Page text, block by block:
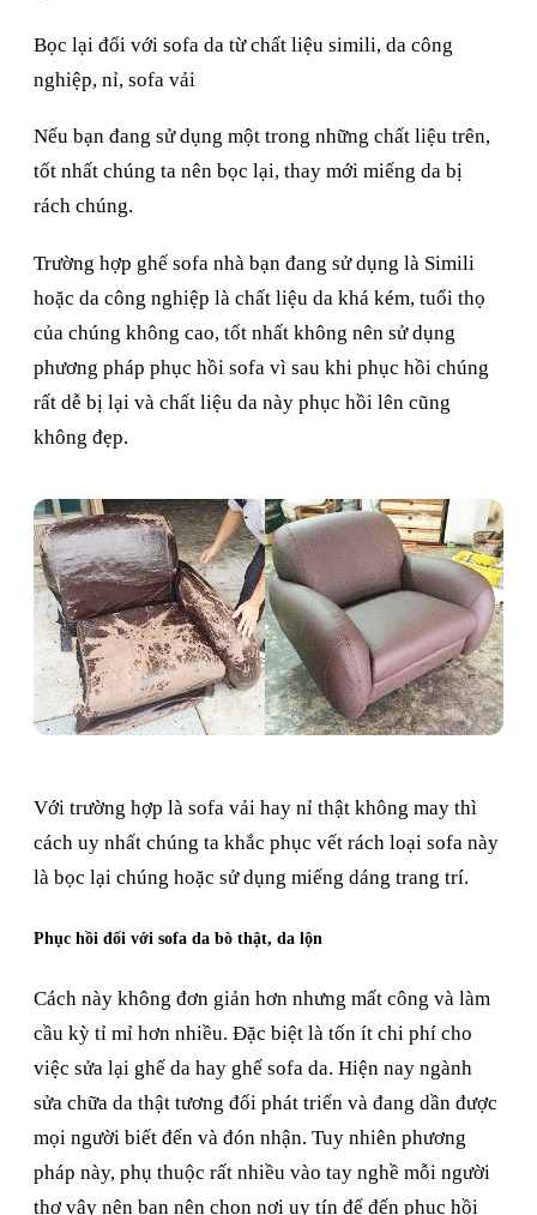
Bọc lại đối với sofa da từ chất liệu simili, da công
nghiệp, nỉ, sofa vải
Nếu bạn đang sử dụng một trong những chất liệu trên,
tốt nhất chúng ta nên bọc lại, thay mới miếng da bị
rách chúng.
Trường hợp ghế sofa nhà bạn đang sử dụng là Simili
hoặc da công nghiệp là chất liệu da khá kém, tuổi thọ
của chúng không cao, tốt nhất không nên sử dụng
phương pháp phục hồi sofa vì sau khi phục hồi chúng
rất dễ bị lại và chất liệu da này phục hồi lên cũng
không đẹp.
Với trường hợp là sofa vải hay nỉ thật không may thì
cách uy nhất chúng ta khắc phục vết rách loại sofa này
là bọc lại chúng hoặc sử dụng miếng dáng trang trí.
Phục hồi đối với sofa da bò thật, da lộn
Cách này không đơn giản hơn nhưng mất công và làm
cầu kỳ tỉ mỉ hơn nhiều. Đặc biệt là tốn ít chi phí cho
việc sửa lại ghế da hay ghế sofa da. Hiện nay ngành
sửa chữa da thật tương đối phát triển và đang dần được
mọi người biết đến và đón nhận. Tuy nhiên phương
pháp này, phụ thuộc rất nhiều vào tay nghề mỗi người
thợ vậy nên bạn nên chọn nơi uy tín để đến phục hồi